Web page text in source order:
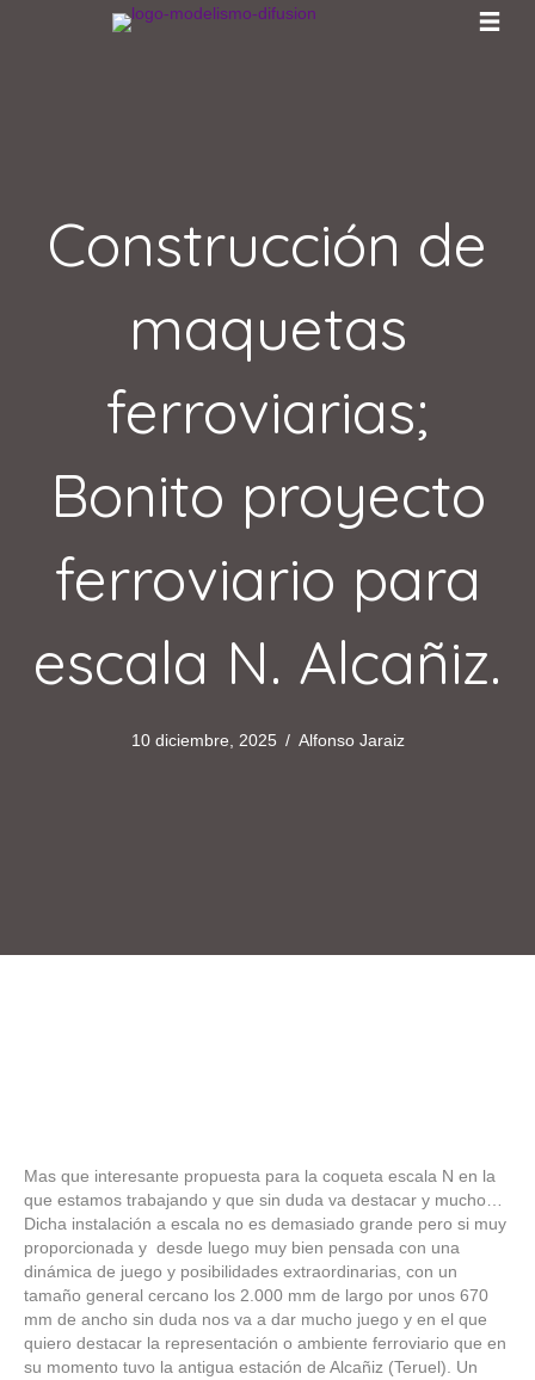
Construcción de
maquetas
ferroviarias;
Bonito proyecto
ferroviario para
escala N. Alcañiz.
10 diciembre, 2025 / Alfonso Jaraiz
Mas que interesante propuesta para la coqueta escala N en la
que estamos trabajando y que sin duda va destacar y mucho…
Dicha instalación a escala no es demasiado grande pero si muy
proporcionada y desde luego muy bien pensada con una
dinámica de juego y posibilidades extraordinarias, con un
tamaño general cercano los 2.000 mm de largo por unos 670
mm de ancho sin duda nos va a dar mucho juego y en el que
quiero destacar la representación o ambiente ferroviario que en
su momento tuvo la antigua estación de Alcañiz (Teruel). Un